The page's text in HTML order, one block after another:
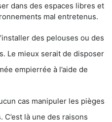
dans des espaces libres et
mal entretenus.
des pelouses ou des
Le mieux serait de disposer
empierrée à l’aide de
cas manipuler les pièges
là une des raisons